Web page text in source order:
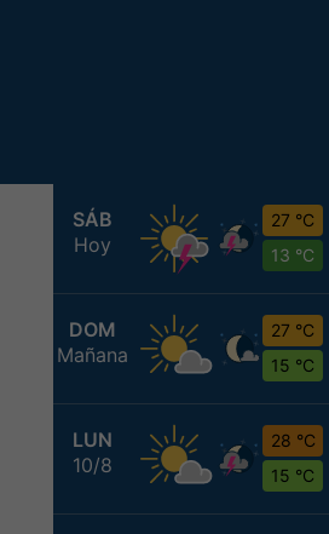
SÁB
Hoy
27 °C
13 °C
DOM
Mañana
27 °C
15 °C
LUN
10/8
28 °C
15 °C